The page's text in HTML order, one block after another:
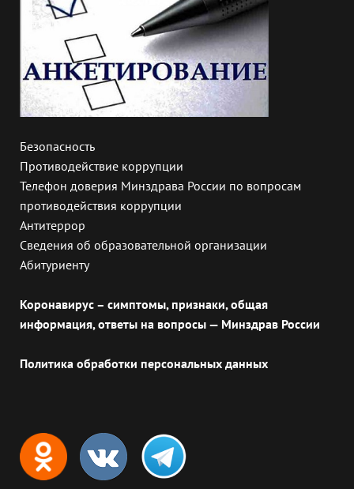
Безопасность
Противодействие коррупции
Телефон доверия Минздрава России по вопросам
противодействия коррупции
Антитеррор
Сведения об образовательной организации
Абитуриенту
Коронавирус – симптомы, признаки, общая
информация, ответы на вопросы — Минздрав России
Политика обработки персональных данных